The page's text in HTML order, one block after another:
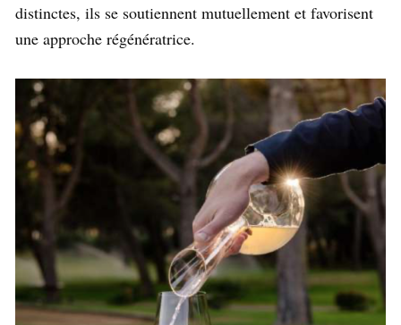
distinctes, ils se soutiennent mutuellement et favorisent
une approche régénératrice.